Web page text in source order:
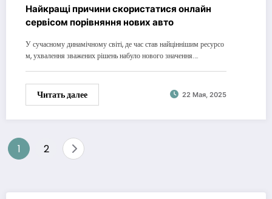
Найкращі причини скористатися онлайн
сервісом порівняння нових авто
У сучасному динамічному світі, де час став найціннішим ресурсо
м, ухвалення зважених рішень набуло нового значення.…
Читать далее 22 Мая, 2025
Пагинация
1 2